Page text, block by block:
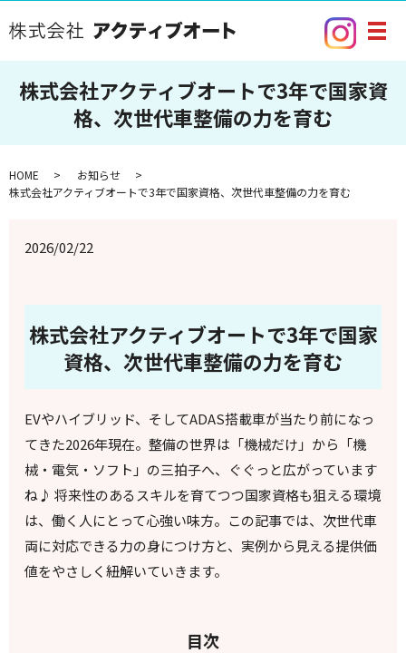
メ
株式会社アクティブオートで3年で国家資
格、次世代車整備の力を育む
HOME
お知らせ
株式会社アクティブオートで3年で国家資格、次世代車整備の力を育む
2026/02/22
株式会社アクティブオートで3年で国家
資格、次世代車整備の力を育む
EVやハイブリッド、そしてADAS搭載車が当たり前になっ
てきた2026年現在。整備の世界は「機械だけ」から「機
械・電気・ソフト」の三拍子へ、ぐぐっと広がっています
ね♪ 将来性のあるスキルを育てつつ国家資格も狙える環境
は、働く人にとって心強い味方。この記事では、次世代車
両に対応できる力の身につけ方と、実例から見える提供価
値をやさしく紐解いていきます。
目次